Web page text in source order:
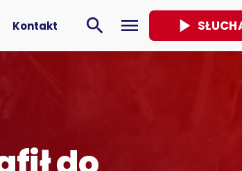
Kontakt search menu play_arrow